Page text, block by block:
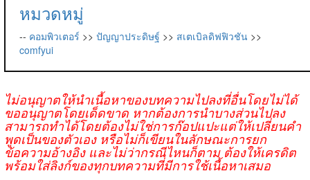
หมวดหมู่
-- คอมพิวเตอร์ >> ปัญญาประดิษฐ์ >> สเตเบิลดิฟฟิวชัน >>
comfyui
ไม่อนุญาตให้นำเนื้อหาของบทความไปลงที่อื่นโดยไม่ได้
ขออนุญาตโดยเด็ดขาด หากต้องการนำบางส่วนไปลง
สามารถทำได้โดยต้องไม่ใช่การก๊อปแปะแต่ให้เปลี่ยนคำ
พูดเป็นของตัวเอง หรือไม่ก็เขียนในลักษณะการยก
ข้อความอ้างอิง และไม่ว่ากรณีไหนก็ตาม ต้องให้เครดิต
พร้อมใส่ลิงก์ของทุกบทความที่มีการใช้เนื้อหาเสมอ